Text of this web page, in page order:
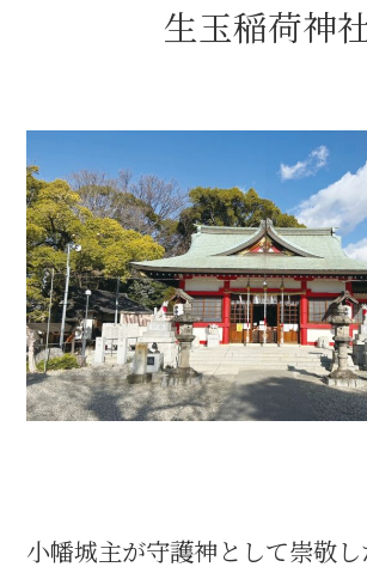
名古屋＜秀長＞観光モデルコー
豊臣秀吉と名古屋の関係
秀吉関連 史跡 一覧
秀吉グルメ・土産 一覧
秀吉功路
信長関連 史跡 一覧
生玉稲荷神
小幡城主が守護神として崇敬